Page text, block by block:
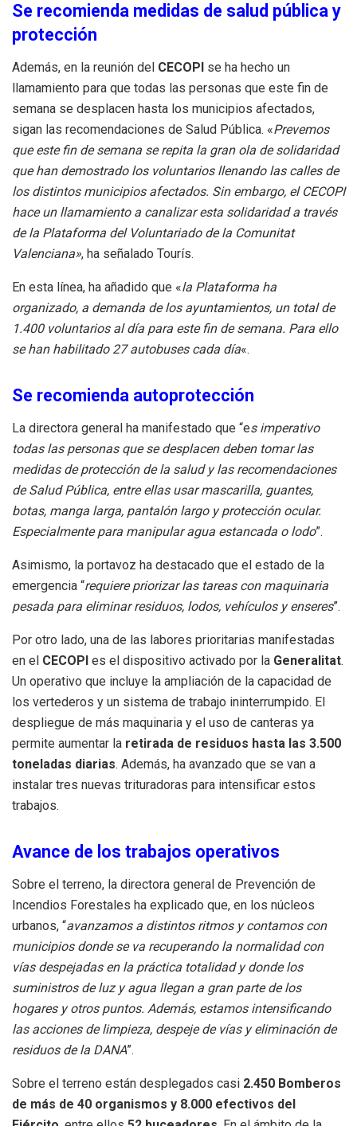
Se recomienda medidas de salud pública y
protección
Además, en la reunión del CECOPI se ha hecho un
llamamiento para que todas las personas que este fin de
semana se desplacen hasta los municipios afectados,
sigan las recomendaciones de Salud Pública. «Prevemos
que este fin de semana se repita la gran ola de solidaridad
que han demostrado los voluntarios llenando las calles de
los distintos municipios afectados. Sin embargo, el CECOPI
hace un llamamiento a canalizar esta solidaridad a través
de la Plataforma del Voluntariado de la Comunitat
Valenciana», ha señalado Tourís.
En esta línea, ha añadido que «la Plataforma ha
organizado, a demanda de los ayuntamientos, un total de
1.400 voluntarios al día para este fin de semana. Para ello
se han habilitado 27 autobuses cada día«.
Se recomienda autoprotección
La directora general ha manifestado que “es imperativo
todas las personas que se desplacen deben tomar las
medidas de protección de la salud y las recomendaciones
de Salud Pública, entre ellas usar mascarilla, guantes,
botas, manga larga, pantalón largo y protección ocular.
Especialmente para manipular agua estancada o lodo”.
Asimismo, la portavoz ha destacado que el estado de la
emergencia “requiere priorizar las tareas con maquinaria
pesada para eliminar residuos, lodos, vehículos y enseres”.
Por otro lado, una de las labores prioritarias manifestadas
en el CECOPI es el dispositivo activado por la Generalitat.
Un operativo que incluye la ampliación de la capacidad de
los vertederos y un sistema de trabajo ininterrumpido. El
despliegue de más maquinaria y el uso de canteras ya
permite aumentar la retirada de residuos hasta las 3.500
toneladas diarias. Además, ha avanzado que se van a
instalar tres nuevas trituradoras para intensificar estos
trabajos.
Avance de los trabajos operativos
Sobre el terreno, la directora general de Prevención de
Incendios Forestales ha explicado que, en los núcleos
urbanos, “avanzamos a distintos ritmos y contamos con
municipios donde se va recuperando la normalidad con
vías despejadas en la práctica totalidad y donde los
suministros de luz y agua llegan a gran parte de los
hogares y otros puntos. Además, estamos intensificando
las acciones de limpieza, despeje de vías y eliminación de
residuos de la DANA”.
Sobre el terreno están desplegados casi 2.450 Bomberos
de más de 40 organismos y 8.000 efectivos del